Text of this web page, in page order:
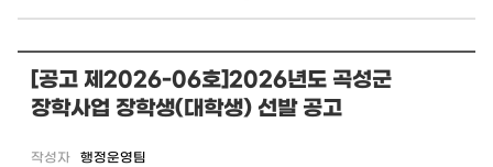
공
유
하
기
[공고 제2026-06호]2026년도 곡성군
장학사업 장학생(대학생) 선발 공고
작성자
행정운영팀